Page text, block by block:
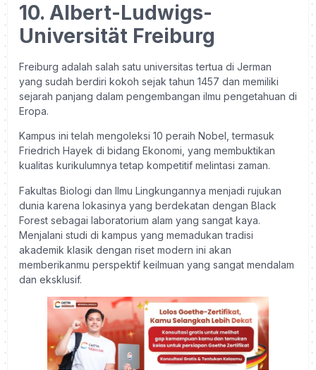
10. Albert-Ludwigs-
Universität Freiburg
Freiburg adalah salah satu universitas tertua di Jerman
yang sudah berdiri kokoh sejak tahun 1457 dan memiliki
sejarah panjang dalam pengembangan ilmu pengetahuan di
Eropa.
Kampus ini telah mengoleksi 10 peraih Nobel, termasuk
Friedrich Hayek di bidang Ekonomi, yang membuktikan
kualitas kurikulumnya tetap kompetitif melintasi zaman.
Fakultas Biologi dan Ilmu Lingkungannya menjadi rujukan
dunia karena lokasinya yang berdekatan dengan Black
Forest sebagai laboratorium alam yang sangat kaya.
Menjalani studi di kampus yang memadukan tradisi
akademik klasik dengan riset modern ini akan
memberikanmu perspektif keilmuan yang sangat mendalam
dan eksklusif.